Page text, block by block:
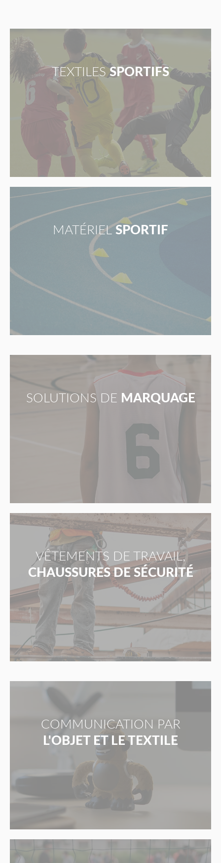
TEXTILES SPORTIFS
MATÉRIEL SPORTIF
SOLUTIONS DE MARQUAGE
VÊTEMENTS DE TRAVAIL,
CHAUSSURES DE SÉCURITÉ
COMMUNICATION PAR
L'OBJET ET LE TEXTILE